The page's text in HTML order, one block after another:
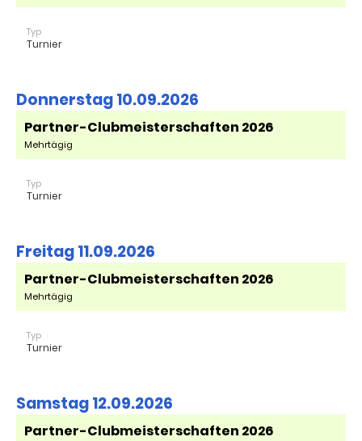
Typ
Turnier
Donnerstag 10.09.2026
Partner-Clubmeisterschaften 2026
Mehrtägig
Typ
Turnier
Freitag 11.09.2026
Partner-Clubmeisterschaften 2026
Mehrtägig
Typ
Turnier
Samstag 12.09.2026
Partner-Clubmeisterschaften 2026